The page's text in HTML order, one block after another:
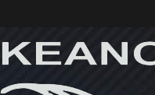
Furniture
Netus eu mollis hac